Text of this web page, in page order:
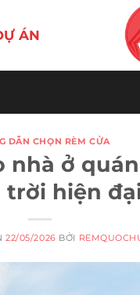
ÁN
DẪN CHỌN RÈM CỬA
nhà ở
trời hiện
22/05/2026 BỞI